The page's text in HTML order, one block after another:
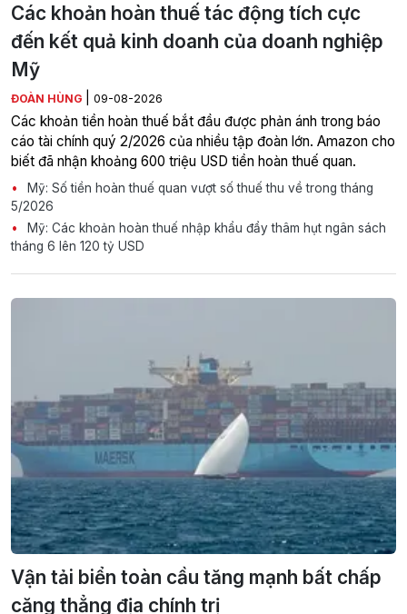
Các khoản hoàn thuế tác động tích cực
đến kết quả kinh doanh của doanh nghiệp
Mỹ
ĐOÀN HÙNG 09-08-2026
Các khoản tiền hoàn thuế bắt đầu được phản ánh trong báo
cáo tài chính quý 2/2026 của nhiều tập đoàn lớn. Amazon cho
biết đã nhận khoảng 600 triệu USD tiền hoàn thuế quan.
Mỹ: Số tiền hoàn thuế quan vượt số thuế thu về trong tháng
5/2026
Mỹ: Các khoản hoàn thuế nhập khẩu đẩy thâm hụt ngân sách
tháng 6 lên 120 tỷ USD
Vận tải biển toàn cầu tăng mạnh bất chấp
căng thẳng địa chính trị